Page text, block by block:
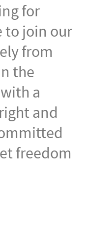
for
to join our
from
the
a
and
freedom